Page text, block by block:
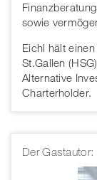
sowie
Eichl hält
St.Gallen
Alternative
Charterholder.
Der